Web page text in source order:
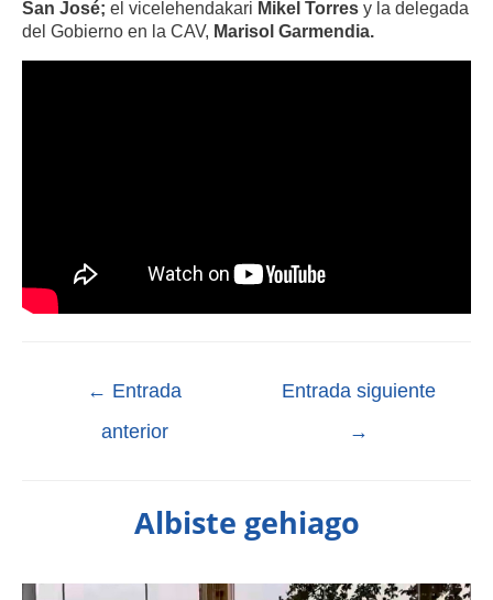
San José; el vicelehendakari Mikel Torres y la delegada
del Gobierno en la CAV, Marisol Garmendia.
← Entrada
anterior
Entrada siguiente
→
Albiste gehiago